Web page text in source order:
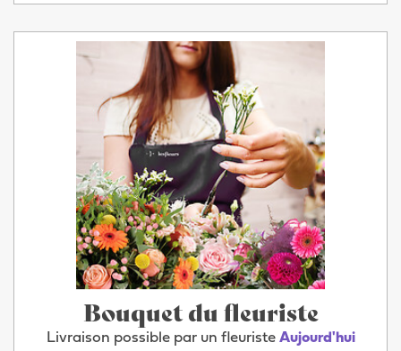
Bouquet du fleuriste
Livraison possible par un fleuriste Aujourd'hui